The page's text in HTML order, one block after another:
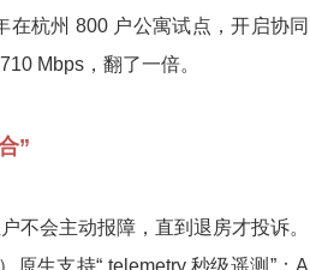
在杭州 800 户公寓试点，开启协同
Mbps，翻了一倍。
”
不会主动报障，直到退房才投诉。
原生支持“ telemetry 秒级遥测”：A